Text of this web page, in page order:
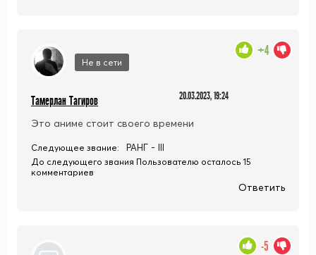
Не в сети
Тамерлан Тагиров 20.03.2023, 19:24
Это аниме стоит своего времени
+4
Следующее звание: РАНГ - III
До следующего звания Пользователю осталось 15
комментариев
Ответить
-5